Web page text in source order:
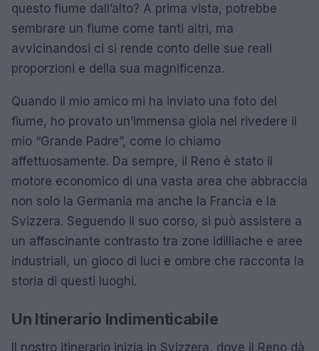
questo fiume dall’alto? A prima vista, potrebbe
sembrare un fiume come tanti altri, ma
avvicinandosi ci si rende conto delle sue reali
proporzioni e della sua magnificenza.
Quando il mio amico mi ha inviato una foto del
fiume, ho provato un’immensa gioia nel rivedere il
mio “Grande Padre”, come lo chiamo
affettuosamente. Da sempre, il Reno è stato il
motore economico di una vasta area che abbraccia
non solo la Germania ma anche la Francia e la
Svizzera. Seguendo il suo corso, si può assistere a
un affascinante contrasto tra zone idilliache e aree
industriali, un gioco di luci e ombre che racconta la
storia di questi luoghi.
Un Itinerario Indimenticabile
Il nostro itinerario inizia in Svizzera, dove il Reno dà